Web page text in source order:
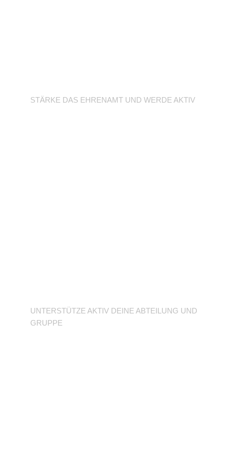
STÄRKE DAS EHRENAMT UND WERDE AKTIV
UNTERSTÜTZE AKTIV DEINE ABTEILUNG UND
GRUPPE